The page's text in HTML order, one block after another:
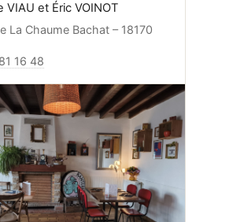
VIAU et Éric VOINOT
La Chaume Bachat – 18170
16 48